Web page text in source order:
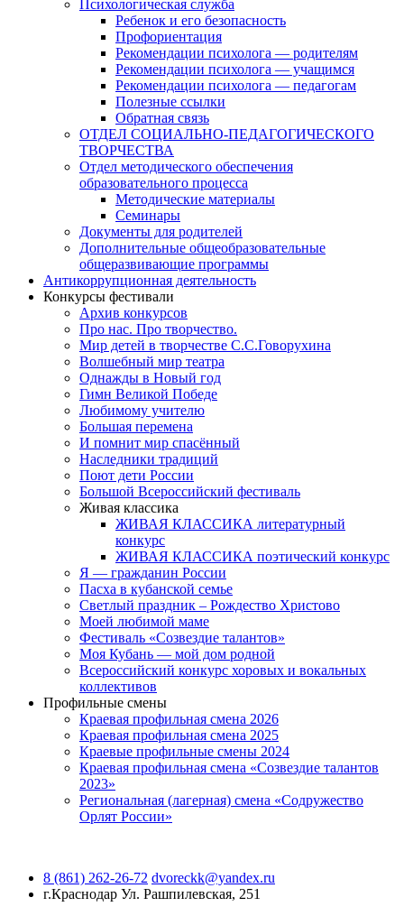
Психологическая служба
Ребенок и его безопасность
Профориентация
Рекомендации психолога — родителям
Рекомендации психолога — учащимся
Рекомендации психолога — педагогам
Полезные ссылки
Обратная связь
ОТДЕЛ СОЦИАЛЬНО-ПЕДАГОГИЧЕСКОГО
ТВОРЧЕСТВА
Отдел методического обеспечения
образовательного процесса
Методические материалы
Семинары
Документы для родителей
Дополнительные общеобразовательные
общеразвивающие программы
Антикоррупционная деятельность
Конкурсы фестивали
Архив конкурсов
Про нас. Про творчество.
Мир детей в творчестве С.С.Говорухина
Волшебный мир театра
Однажды в Новый год
Гимн Великой Победе
Любимому учителю
Большая перемена
И помнит мир спасённый
Наследники традиций
Поют дети России
Большой Всероссийский фестиваль
Живая классика
ЖИВАЯ КЛАССИКА литературный
конкурс
ЖИВАЯ КЛАССИКА поэтический конкурс
Я — гражданин России
Пасха в кубанской семье
Светлый праздник – Рождество Христово
Моей любимой маме
Фестиваль «Созвездие талантов»
Моя Кубань — мой дом родной
Всероссийский конкурс хоровых и вокальных
коллективов
Профильные смены
Краевая профильная смена 2026
Краевая профильная смена 2025
Краевые профильные смены 2024
Краевая профильная смена «Созвездие талантов
2023»
Региональная (лагерная) смена «Содружество
Орлят России»
8 (861) 262-26-72 dvoreckk@yandex.ru
г.Краснодар Ул. Рашпилевская, 251